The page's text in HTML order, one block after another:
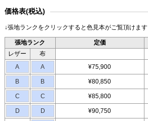
価格表(税込)
↓張地ランクをクリックすると色見本がご覧頂けます
張地ランク 定価
レザー
布
A
A ¥75,900
B B ¥80,850
C C ¥85,800
D D ¥90,750